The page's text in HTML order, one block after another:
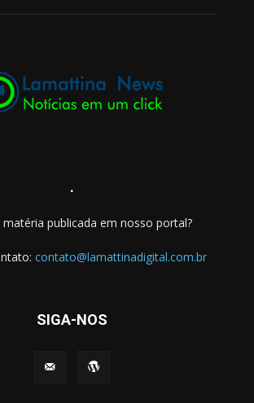
.
matéria publicada em nosso portal?
contato@lamattinadigital.com.br
SIGA-NOS